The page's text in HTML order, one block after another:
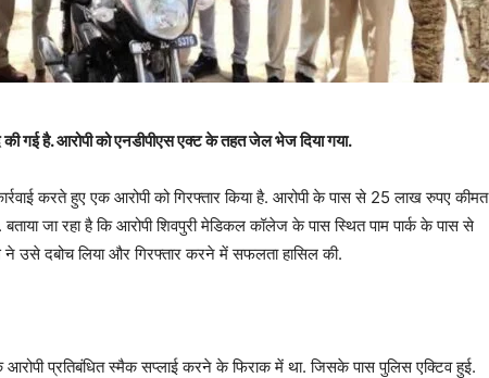
की गई है. आरोपी को एनडीपीएस एक्ट के तहत जेल भेज दिया गया.
करते हुए एक आरोपी को गिरफ्तार किया है. आरोपी के पास से 25 लाख रुपए कीमत
जा रहा है कि आरोपी शिवपुरी मेडिकल कॉलेज के पास स्थित पाम पार्क के पास से
ने उसे दबोच लिया और गिरफ्तार करने में सफलता हासिल की.
प्रतिबंधित स्मैक सप्लाई करने के फिराक में था. जिसके पास पुलिस एक्टिव हुई.